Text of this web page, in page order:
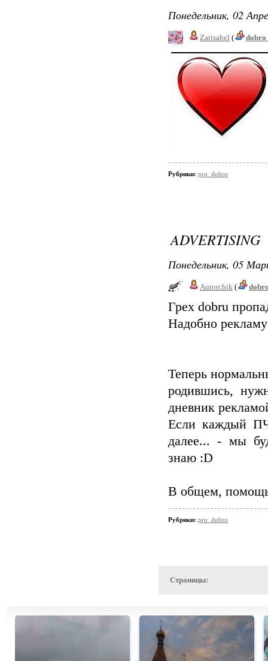
Понедельник, 02
Zarisabel (
Рубрики: pro_dobro
ADVERTISING
Понедельник, 05
Aurorchik (
Грех dobru
Надобно
Теперь
родившись,
дневник
Если каждый
далее... - мы
знаю :D
В общем,
Рубрики: pro_dobro
Страницы: